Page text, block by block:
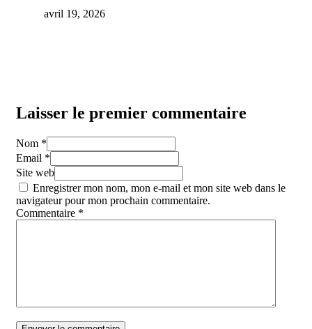
avril 19, 2026
Laisser le premier commentaire
Nom *
Email *
Site web
Enregistrer mon nom, mon e-mail et mon site web dans le
navigateur pour mon prochain commentaire.
Commentaire *